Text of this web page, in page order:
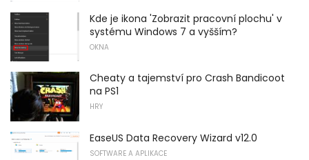
Kde je ikona 'Zobrazit pracovní plochu' v
systému Windows 7 a vyšším?
OKNA
Cheaty a tajemství pro Crash Bandicoot
na PS1
HRY
EaseUS Data Recovery Wizard v12.0
SOFTWARE A APLIKACE